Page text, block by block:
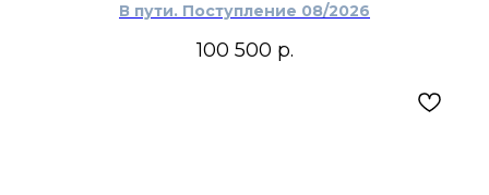
В пути. Поступление 08/2026
100 500 р.